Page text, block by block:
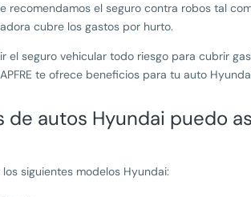
recomendamos el seguro contra robos tal
cubre los gastos por hurto.
el seguro vehicular todo riesgo para cubrir
te ofrece beneficios para tu auto
de autos Hyundai puedo
los siguientes modelos Hyundai: